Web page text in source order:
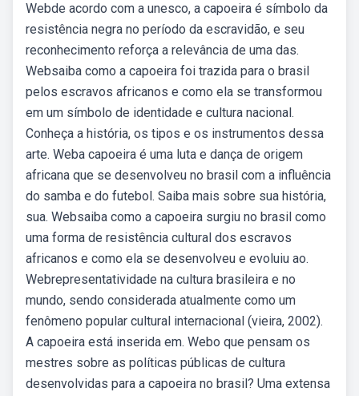
Webde acordo com a unesco, a capoeira é símbolo da
resistência negra no período da escravidão, e seu
reconhecimento reforça a relevância de uma das.
Websaiba como a capoeira foi trazida para o brasil
pelos escravos africanos e como ela se transformou
em um símbolo de identidade e cultura nacional.
Conheça a história, os tipos e os instrumentos dessa
arte. Weba capoeira é uma luta e dança de origem
africana que se desenvolveu no brasil com a influência
do samba e do futebol. Saiba mais sobre sua história,
sua. Websaiba como a capoeira surgiu no brasil como
uma forma de resistência cultural dos escravos
africanos e como ela se desenvolveu e evoluiu ao.
Webrepresentatividade na cultura brasileira e no
mundo, sendo considerada atualmente como um
fenômeno popular cultural internacional (vieira, 2002).
A capoeira está inserida em. Webo que pensam os
mestres sobre as políticas públicas de cultura
desenvolvidas para a capoeira no brasil? Uma extensa